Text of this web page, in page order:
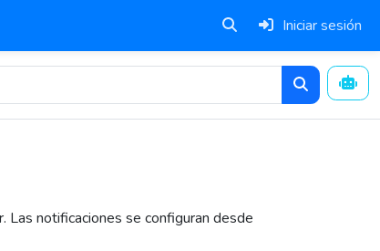
Iniciar sesión
Las notificaciones se configuran desde